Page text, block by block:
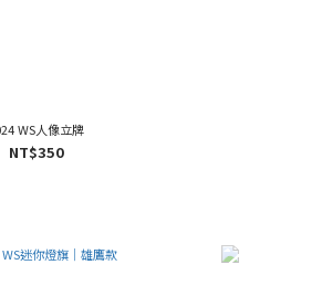
WS人像立牌
NT$350